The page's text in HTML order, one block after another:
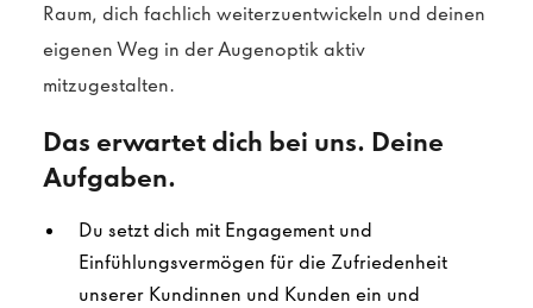
Raum, dich fachlich weiterzuentwickeln und deinen
eigenen Weg in der Augenoptik aktiv
mitzugestalten.
Das erwartet dich bei uns. Deine
Aufgaben.
Du setzt dich mit Engagement und
Einfühlungsvermögen für die Zufriedenheit
unserer Kundinnen und Kunden ein und